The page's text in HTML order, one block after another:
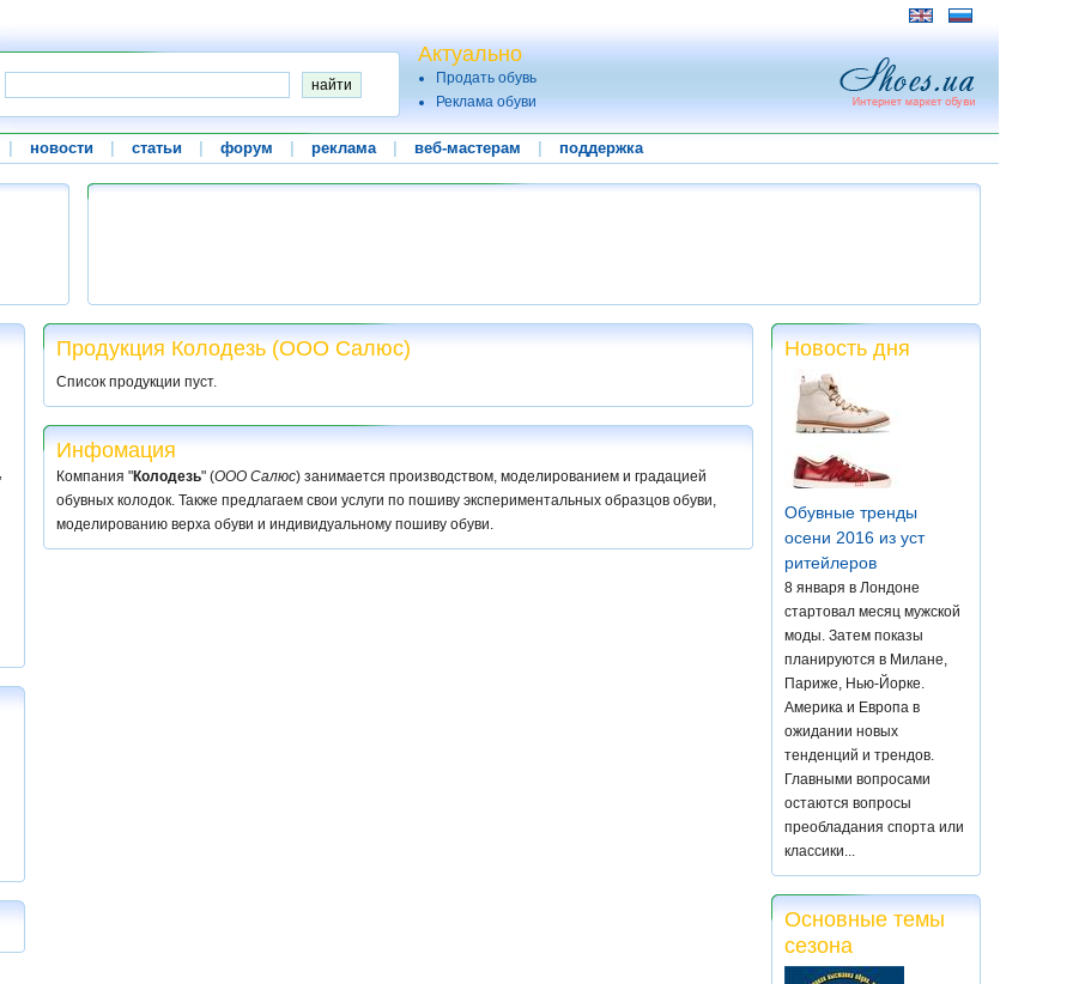
Актуально
Продать обувь
Реклама обуви
новости статьи форум реклама веб-мастерам поддержка
Продукция Колодезь (ООО Салюс)
Список продукции пуст.
Инфомация
Компания "Колодезь" (ООО Салюс) занимается производством, моделированием и градацией
обувных колодок. Также предлагаем свои услуги по пошиву экспериментальных образцов обуви,
моделированию верха обуви и индивидуальному пошиву обуви.
Новость дня
Обувные тренды
осени 2016 из уст
ритейлеров
8 января в Лондоне
стартовал месяц мужской
моды. Затем показы
планируются в Милане,
Париже, Нью-Йорке.
Америка и Европа в
ожидании новых
тенденций и трендов.
Главными вопросами
остаются вопросы
преобладания спорта или
классики...
Основные темы
сезона